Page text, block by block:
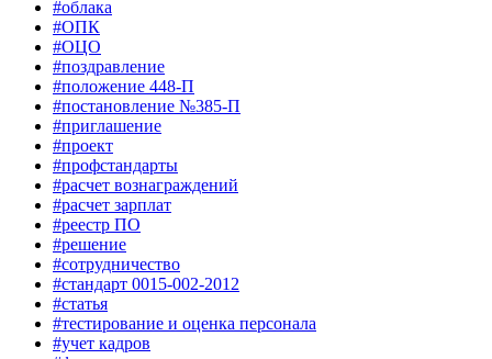
#облака
#ОПК
#ОЦО
#поздравление
#положение 448-П
#постановление №385-П
#приглашение
#проект
#профстандарты
#расчет вознаграждений
#расчет зарплат
#реестр ПО
#решение
#сотрудничество
#стандарт 0015-002-2012
#статья
#тестирование и оценка персонала
#учет кадров